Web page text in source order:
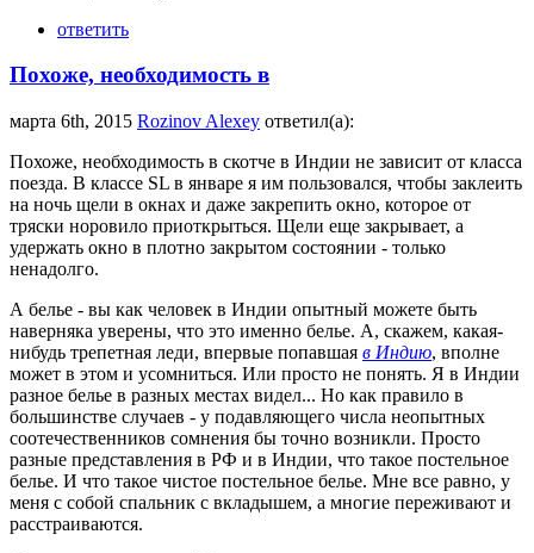
ответить
Похоже, необходимость в
марта 6th, 2015 Rozinov Alexey ответил(а):
Похоже, необходимость в скотче в Индии не зависит от класса
поезда. В классе SL в январе я им пользовался, чтобы заклеить
на ночь щели в окнах и даже закрепить окно, которое от
тряски норовило приоткрыться. Щели еще закрывает, а
удержать окно в плотно закрытом состоянии - только
ненадолго.
А белье - вы как человек в Индии опытный можете быть
наверняка уверены, что это именно белье. А, скажем, какая-
нибудь трепетная леди, впервые попавшая в Индию, вполне
может в этом и усомниться. Или просто не понять. Я в Индии
разное белье в разных местах видел... Но как правило в
большинстве случаев - у подавляющего числа неопытных
соотечественников сомнения бы точно возникли. Просто
разные представления в РФ и в Индии, что такое постельное
белье. И что такое чистое постельное белье. Мне все равно, у
меня с собой спальник с вкладышем, а многие переживают и
расстраиваются.